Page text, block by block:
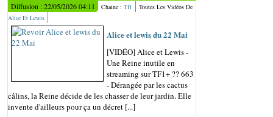
Diffusion : 22/05/2026 04:11 Chaine : Tf1
Toutes Les Vidéos De
Alice Et Lewis
Alice et lewis du 22 Mai
[VIDÉO] Alice et Lewis -
Une Reine inutile en
streaming sur TF1+ ?? 663
- Dérangée par les cactus
câlins, la Reine décide de les chasser de leur jardin. Elle
invente d'ailleurs pour ça un décret [...]